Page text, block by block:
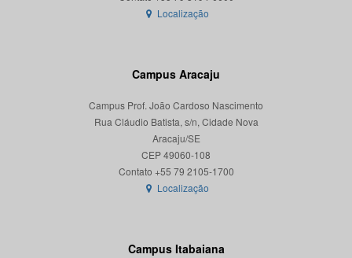
Localização
Campus Aracaju
Campus Prof. João Cardoso Nascimento
Rua Cláudio Batista, s/n, Cidade Nova
Aracaju/SE
CEP 49060-108
Localização
Campus Itabaiana